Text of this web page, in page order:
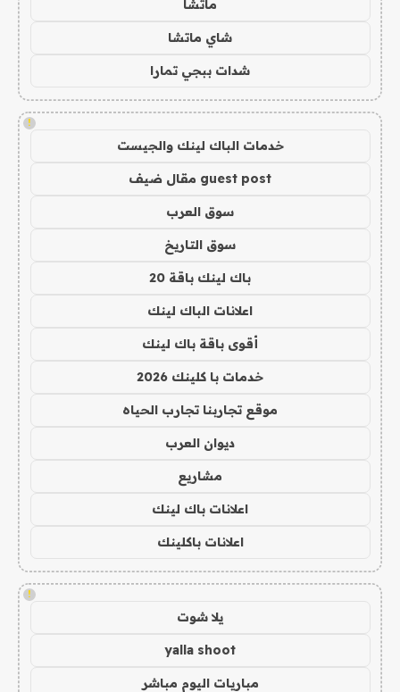
ماتشا
شاي ماتشا
شدات ببجي تمارا
!
خدمات الباك لينك والجيست
guest post مقال ضيف
سوق العرب
سوق التاريخ
باك لينك باقة 20
اعلانات الباك لينك
أقوى باقة باك لينك
خدمات با كلينك 2026
موقع تجاربنا تجارب الحياه
ديوان العرب
مشاريع
اعلانات باك لينك
اعلانات باكلينك
!
يلا شوت
yalla shoot
مباريات اليوم مباشر